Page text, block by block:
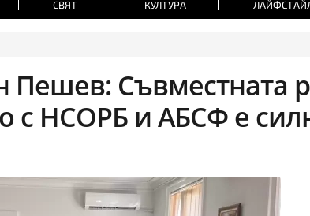
СВЯТ КУЛТУРА
Съвместната
с НСОРБ и АБСФ е